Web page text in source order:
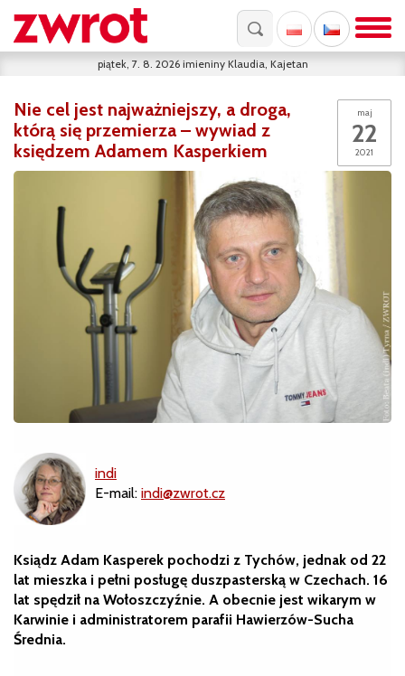
piątek, 7. 8. 2026 imieniny Klaudia, Kajetan
maj
22
2021
Nie cel jest najważniejszy, a droga,
którą się przemierza – wywiad z
księdzem Adamem Kasperkiem
indi
E-mail: indi@zwrot.cz
Ksiądz Adam Kasperek pochodzi z Tychów, jednak od 22
lat mieszka i pełni posługę duszpasterską w Czechach. 16
lat spędził na Wołoszczyźnie. A obecnie jest wikarym w
Karwinie i administratorem parafii Hawierzów-Sucha
Średnia.